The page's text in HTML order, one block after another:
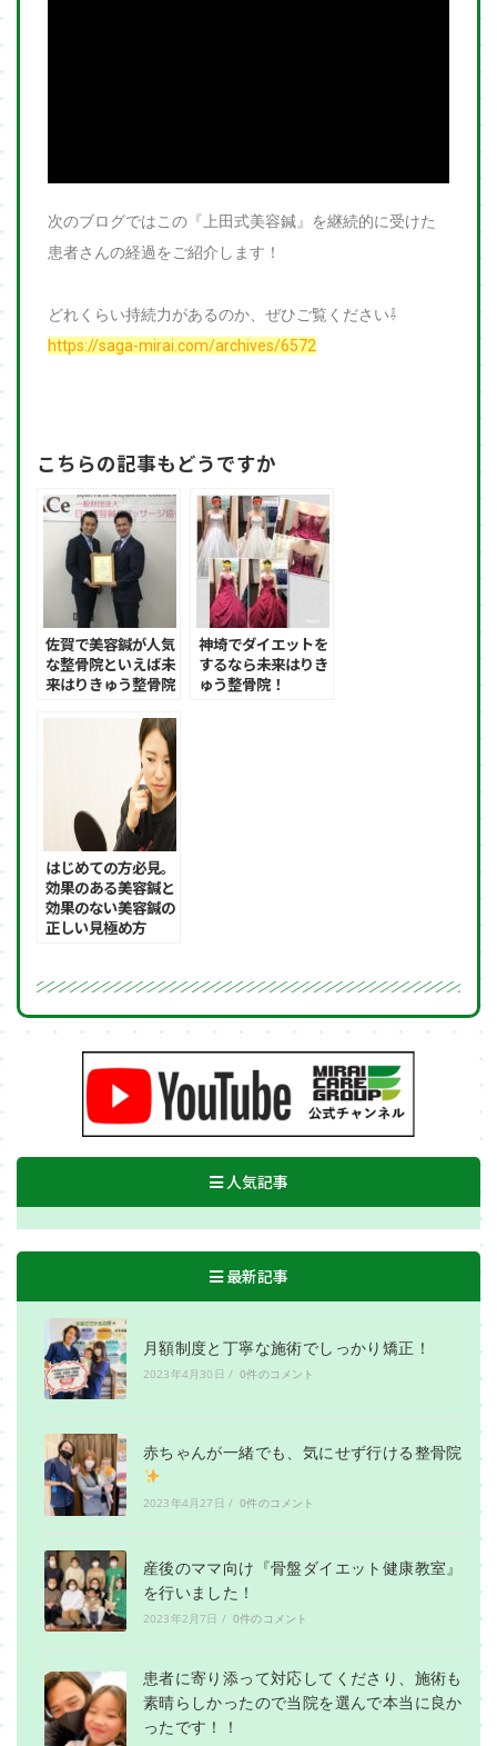
次のブログではこの『上田式美容鍼』を継続的に受けた
患者さんの経過をご紹介します！
どれくらい持続力があるのか、ぜひご覧ください⇩
https://saga-mirai.com/archives/6572
こちらの記事もどうですか
佐賀で美容鍼が人気
な整骨院といえば未
来はりきゅう整骨院
神埼でダイエットを
するなら未来はりき
ゅう整骨院！
はじめての方必見。
効果のある美容鍼と
効果のない美容鍼の
正しい見極め方
人気記事
最新記事
月額制度と丁寧な施術でしっかり矯正！
2023年4月30日 / 0件のコメント
赤ちゃんが一緒でも、気にせず行ける整骨院
2023年4月27日 / 0件のコメント
産後のママ向け『骨盤ダイエット健康教室』
を行いました！
2023年2月7日 / 0件のコメント
患者に寄り添って対応してくださり、施術も
素晴らしかったので当院を選んで本当に良か
ったです！！